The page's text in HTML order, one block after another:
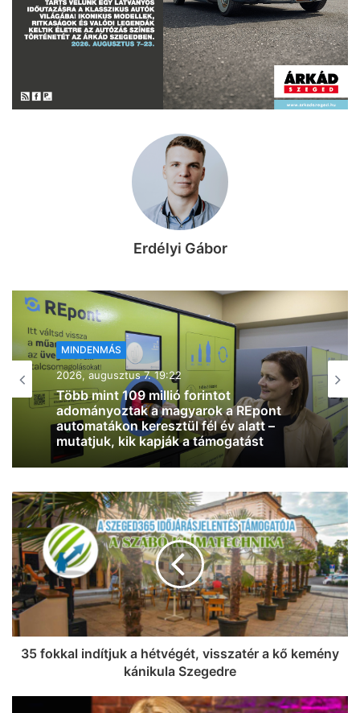
Erdélyi Gábor
MINDENMÁS
2026, augusztus 7. 18:01
Szombatra tényleg mérséklődik a
hőmérséklet, már “csak” 32 fok lesz
Szegeden
35 fokkal indítjuk a hétvégét, visszatér a kő kemény
kánikula Szegedre